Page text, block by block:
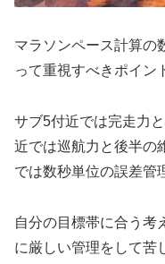
マラソンペース計算の
って重視すべきポイン
サブ5付近では完走力
近では巡航力と後半の
では数秒単位の誤差管
自分の目標帯に合う考
に厳しい管理をして苦